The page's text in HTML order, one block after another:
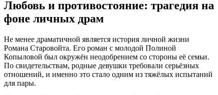
Любовь и противостояние: трагедия на
фоне личных драм
Не менее драматичной является история личной жизни
Романа Старовойта. Его роман с молодой Полиной
Копыловой был окружён неодобрением со стороны её семьи.
По свидетельствам, родные девушки требовали серьёзных
отношений, и именно это стало одним из тяжёлых испытаний
для пары.